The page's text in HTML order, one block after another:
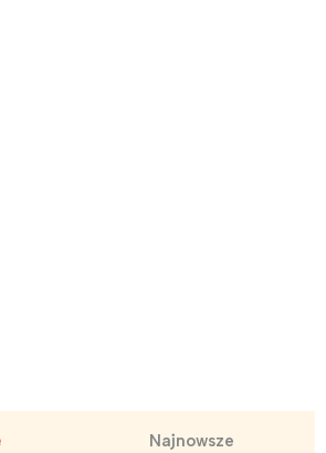
Najnowsze